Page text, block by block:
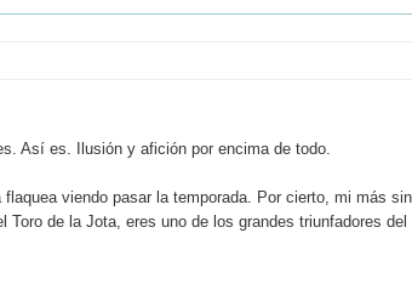
Así es. Ilusión y afición por encima de todo.
viendo pasar la temporada. Por cierto, mi más
Toro de la Jota, eres uno de los grandes triunfadores